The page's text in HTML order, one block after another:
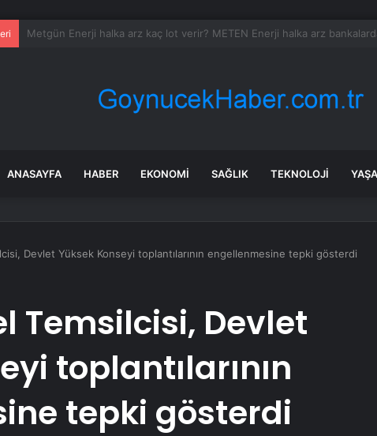
İstanbul’da deprem mi oldu? SON DAKİKA! 21 Temmuz İstanbul’da az
ANASAYFA HABER EKONOMI SAĞLIK TEKNOLOJI
Devlet Yüksek Konseyi toplantılarının engellenmesine tepki gösterdi
Temsilcisi, Devlet
toplantılarının
tepki gösterdi